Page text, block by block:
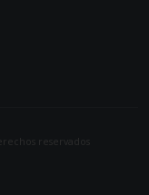
reservados